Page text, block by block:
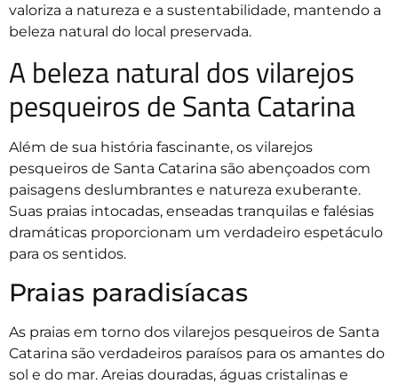
valoriza a natureza e a sustentabilidade, mantendo a
beleza natural do local preservada.
A beleza natural dos vilarejos
pesqueiros de Santa Catarina
Além de sua história fascinante, os vilarejos
pesqueiros de Santa Catarina são abençoados com
paisagens deslumbrantes e natureza exuberante.
Suas praias intocadas, enseadas tranquilas e falésias
dramáticas proporcionam um verdadeiro espetáculo
para os sentidos.
Praias paradisíacas
As praias em torno dos vilarejos pesqueiros de Santa
Catarina são verdadeiros paraísos para os amantes do
sol e do mar. Areias douradas, águas cristalinas e